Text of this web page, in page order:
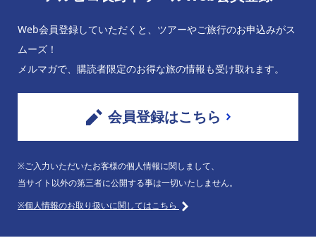
Web会員登録していただくと、ツアーやご旅行のお申込みがス
ムーズ！
メルマガで、購読者限定のお得な旅の情報も受け取れます。
会員登録はこちら
※ご入力いただいたお客様の個人情報に関しまして、
当サイト以外の第三者に公開する事は一切いたしません。
※個人情報のお取り扱いに関してはこちら